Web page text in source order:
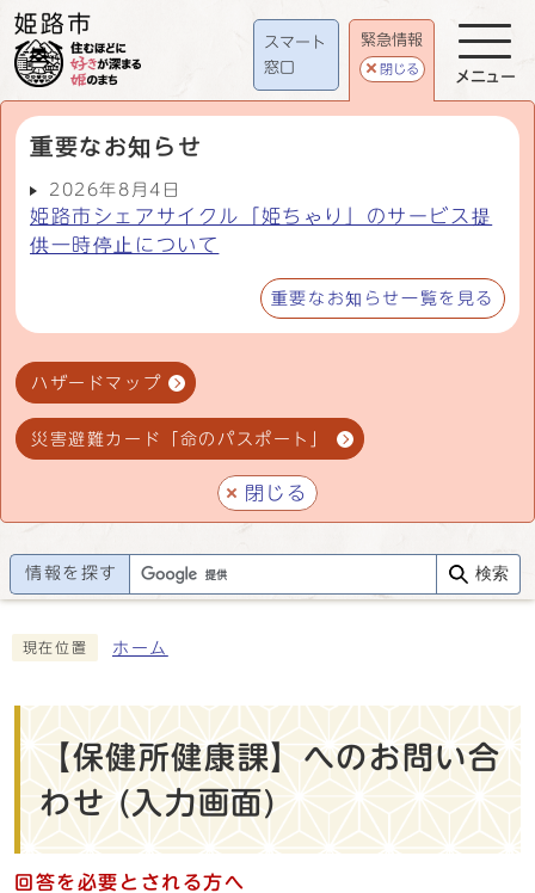
スマート
窓口
緊急情報
閉じる
重要なお知らせ
2026年8月4日
姫路市シェアサイクル「姫ちゃり」のサービス提
供一時停止について
重要なお知らせ一覧を見る
ハザードマップ
災害避難カード「命のパスポート」
閉じる
メニュー
情報を探す 検索
現在位置 ホーム
【保健所健康課】へのお問い合
わせ (入力画面)
回答を必要とされる方へ